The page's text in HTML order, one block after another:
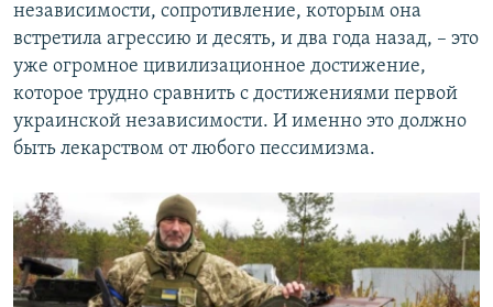
независимости, сопротивление, которым она
встретила агрессию и десять, и два года назад, – это
уже огромное цивилизационное достижение,
которое трудно сравнить с достижениями первой
украинской независимости. И именно это должно
быть лекарством от любого пессимизма.